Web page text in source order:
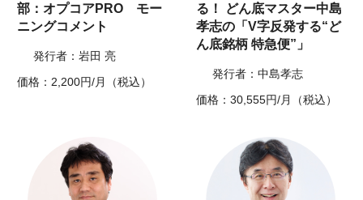
部：オプコアPRO モー
ニングコメント
発行者：岩田 亮
価格：2,200円/月（税込）
る！ どん底マスター中島
孝志の「V字反発する“ど
ん底銘柄 特急便”」
発行者：中島孝志
価格：30,555円/月（税込）